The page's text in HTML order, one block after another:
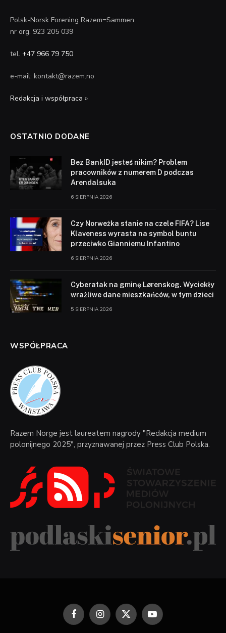
Polsk-Norsk Forening Razem=Sammen
nr org. 923 205 039
tel. +47 966 79 750
e-mail: kontakt@razem.no
Redakcja i współpraca »
OSTATNIO DODANE
Bez BankID jesteś nikim? Problem
pracowników z numerem D podczas
Arendalsuka
6 SIERPNIA 2026
Czy Norweżka stanie na czele FIFA? Lise
Klaveness wyrasta na symbol buntu
przeciwko Gianniemu Infantino
6 SIERPNIA 2026
Cyberatak na gminę Lørenskog. Wyciekły
wrażliwe dane mieszkańców, w tym dzieci
5 SIERPNIA 2026
WSPÓŁPRACA
Razem Norge jest laureatem nagrody "Redakcja medium
polonijnego 2025", przyznawanej przez Press Club Polska.
FacebookInstagram
X
(Twitter)
YouTube